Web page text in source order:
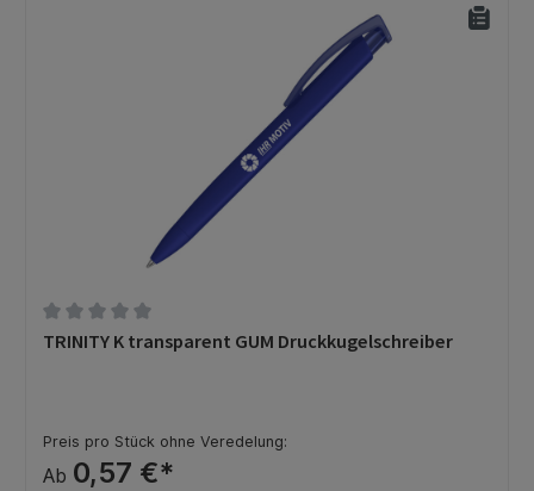
Durchschnittliche Bewertung von 0 von 5 Sternen
TRINITY K transparent GUM Druckkugelschreiber
Preis pro Stück ohne Veredelung:
Ab 0,57 €*